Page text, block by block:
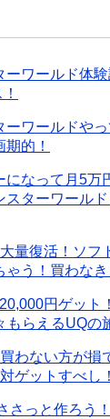
ーワールド体
ーワールドや
的！
になって月5万
スターワール
量復活！ソフ
ゃう！買わなき
円ゲット
もらえるUQの
わない方が損
ゲットすべし！
さっと作ろう